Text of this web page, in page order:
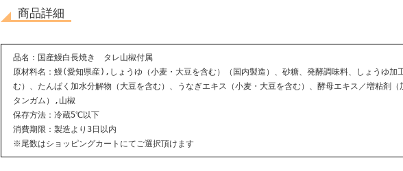
商品詳細
品名：国産鰻白長焼き タレ山椒付属
原材料名：鰻(愛知県産),しょうゆ（小麦・大豆を含む）（国内製造）、砂糖、発酵調味料、しょうゆ加
む）、たんぱく加水分解物（大豆を含む）、うなぎエキス（小麦・大豆を含む）、酵母エキス／増粘剤（
タンガム）,山椒
保存方法：冷蔵5℃以下
消費期限：製造より3日以内
※尾数はショッピングカートにてご選択頂けます